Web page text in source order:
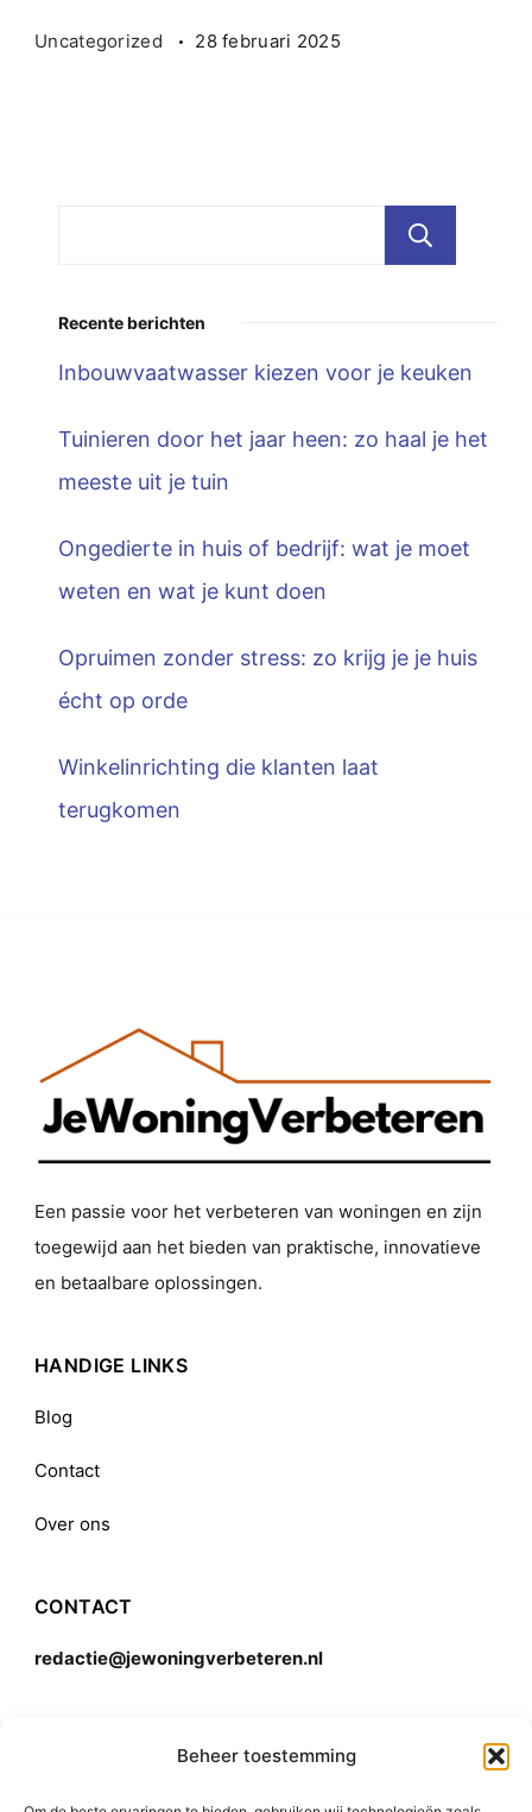
Beheer toestemming
Uncategorized 28 februari 2025
Recente berichten
Inbouwvaatwasser kiezen voor je keuken
Tuinieren door het jaar heen: zo haal je het
meeste uit je tuin
Ongedierte in huis of bedrijf: wat je moet
weten en wat je kunt doen
Opruimen zonder stress: zo krijg je je huis
écht op orde
Winkelinrichting die klanten laat
terugkomen
Een passie voor het verbeteren van woningen en zijn
toegewijd aan het bieden van praktische, innovatieve
en betaalbare oplossingen.
HANDIGE LINKS
Blog
Contact
Over ons
CONTACT
redactie@jewoningverbeteren.nl